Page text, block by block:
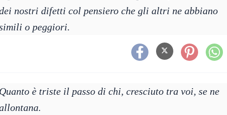
nostri difetti col pensiero che gli altri ne abbiano
o peggiori.
è triste il passo di chi, cresciuto tra voi, se ne